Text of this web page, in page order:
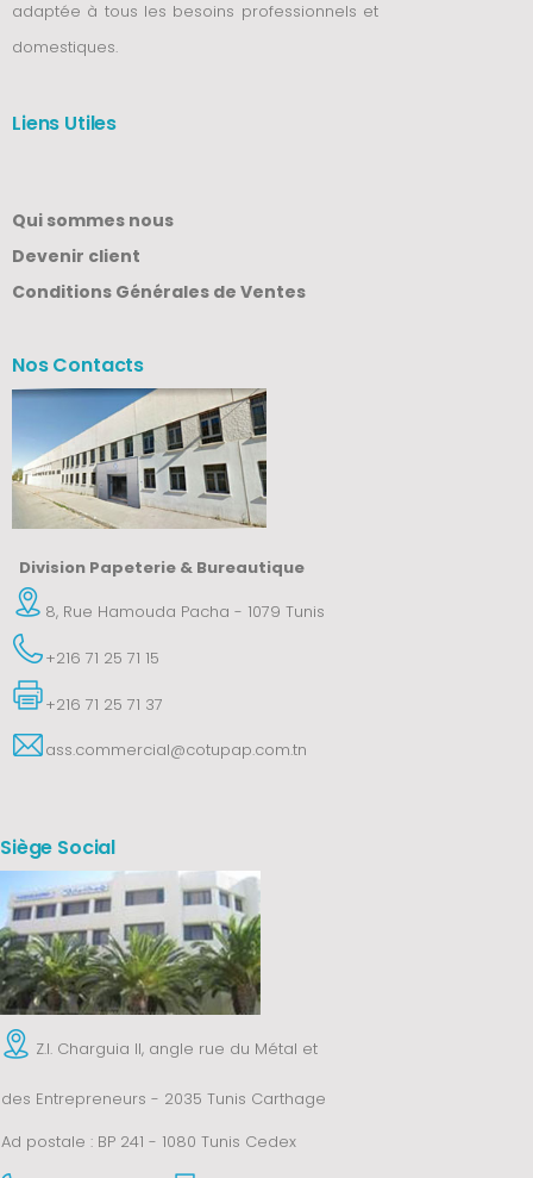
adaptée à tous les besoins professionnels et
domestiques.
Liens Utiles
Qui sommes nous
Devenir client
Conditions Générales de Ventes
Nos Contacts
Division Papeterie & Bureautique
8, Rue Hamouda Pacha - 1079 Tunis
+216 71 25 71 15
+216 71 25 71 37
ass.commercial@cotupap.com.tn
Siège Social
Z.I. Charguia II, angle rue du Métal et
des Entrepreneurs - 2035 Tunis Carthage
Ad postale : BP 241 - 1080 Tunis Cedex